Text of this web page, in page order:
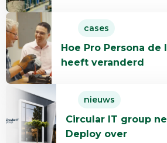
datacenterontmanteling
in
Europa
cases
Hoe Pro Persona de
heeft veranderd
Lees
meer
over
Hoe
Pro
Persona
IT-
werkplek
nieuws
Circular IT group
Deploy over
Lees
meer
over
Circular